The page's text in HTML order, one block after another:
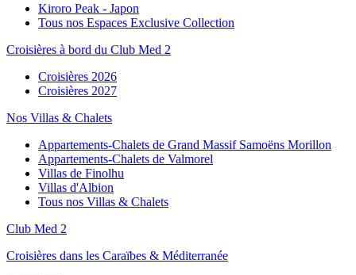
Kiroro Peak - Japon
Tous nos Espaces Exclusive Collection
Croisières à bord du Club Med 2
Croisières 2026
Croisières 2027
Nos Villas & Chalets
Appartements-Chalets de Grand Massif Samoëns Morillon
Appartements-Chalets de Valmorel
Villas de Finolhu
Villas d'Albion
Tous nos Villas & Chalets
Club Med 2
Croisières dans les Caraïbes & Méditerranée